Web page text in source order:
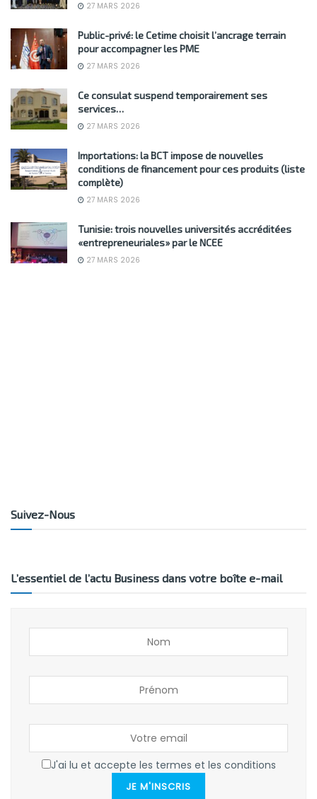
27 MARS 2026
Public-privé: le Cetime choisit l’ancrage terrain
pour accompagner les PME
27 MARS 2026
Ce consulat suspend temporairement ses
services…
27 MARS 2026
Importations: la BCT impose de nouvelles
conditions de financement pour ces produits (liste
complète)
27 MARS 2026
Tunisie: trois nouvelles universités accréditées
«entrepreneuriales» par le NCEE
27 MARS 2026
Suivez-Nous
L’essentiel de l’actu Business dans votre boîte e-mail
J'ai lu et accepte les termes et les conditions
JE M'INSCRIS